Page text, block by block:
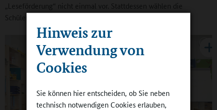
Hinweis zur
Verwendung von
Cookies
Sie können hier entscheiden, ob Sie neben
technisch notwendigen Cookies erlauben,
„Leseförderung“ nicht einmal vor. Stattdessen wählen die
Schülerinnen und Schüler den „Detektiv-Club“.